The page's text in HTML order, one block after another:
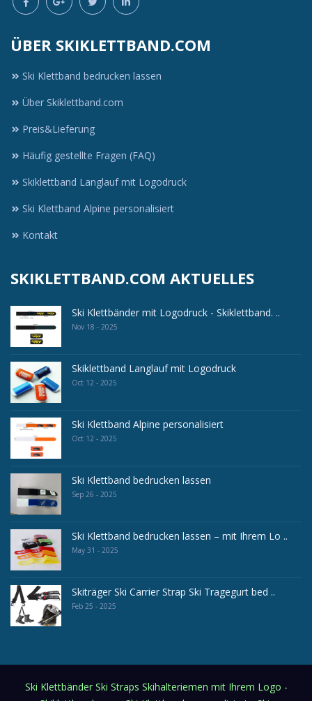
ÜBER SKIKLETTBAND.COM
Ski Klettband bedrucken lassen
Über Skiklettband.com
Preis&Lieferung
Häufig gestellte Fragen (FAQ)
Skiklettband Langlauf mit Logodruck
Ski Klettband Alpine personalisiert
Kontakt
SKIKLETTBAND.COM AKTUELLES
Ski Klettbänder mit Logodruck - Skiklettband. ..
Nov 18 - 2025
Skiklettband Langlauf mit Logodruck
Oct 12 - 2025
Ski Klettband Alpine personalisiert
Oct 12 - 2025
Ski Klettband bedrucken lassen
Sep 26 - 2025
Ski Klettband bedrucken lassen – mit Ihrem Lo ..
May 31 - 2025
Skiträger Ski Carrier Strap Ski Tragegurt bed ..
Feb 25 - 2025
Ski Klettbänder Ski Straps Skihalteriemen mit Ihrem Logo -